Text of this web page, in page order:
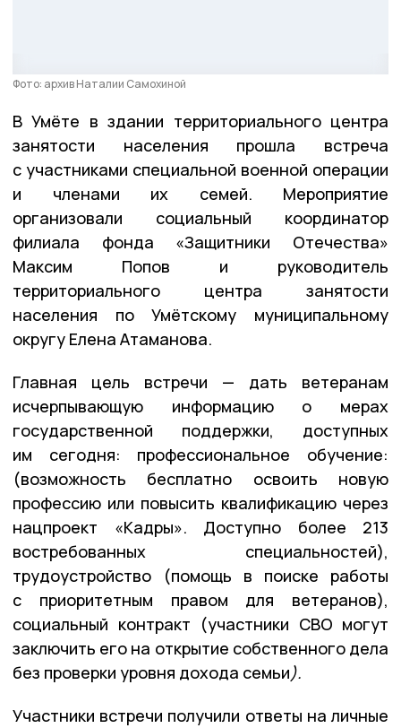
Фото: архив Наталии Самохиной
В Умёте в здании территориального центра
занятости населения прошла встреча
с участниками специальной военной операции
и членами их семей. Мероприятие
организовали социальный координатор
филиала фонда «Защитники Отечества»
Максим Попов и руководитель
территориального центра занятости
населения по Умётскому муниципальному
округу Елена Атаманова.
Главная цель встречи — дать ветеранам
исчерпывающую информацию о мерах
государственной поддержки, доступных
им сегодня: профессиональное обучение:
(возможность бесплатно освоить новую
профессию или повысить квалификацию через
нацпроект «Кадры». Доступно более 213
востребованных специальностей),
трудоустройство (помощь в поиске работы
с приоритетным правом для ветеранов),
социальный контракт (участники СВО могут
заключить его на открытие собственного дела
без проверки уровня дохода семьи).
Участники встречи получили ответы на личные